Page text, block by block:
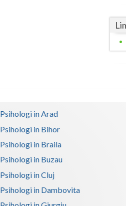
Psihologi in Arad
Psihologi in Bihor
Psihologi in Braila
Psihologi in Buzau
Psihologi in Cluj
Psihologi in Dambovita